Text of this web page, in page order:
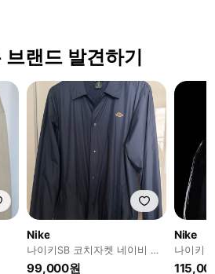
랜드 발견하기
Nike
나이키SB 코치자켓 네이비 색
상 XL
99,000원
Nike
나이키
카